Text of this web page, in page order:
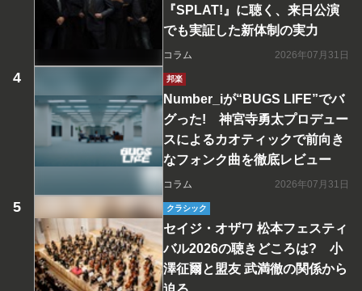
『SPLAT!』に聴く、来日公演
でも実証した新体制の実力
コラム 2026年07月31日
邦楽
Number_iが“BUGS LIFE”でバ
グった! 神宮寺勇太プロデュー
スによるカオティックで前向き
なフォンク曲を徹底レビュー
コラム 2026年07月31日
クラシック
セイジ・オザワ 松本フェスティ
バル2026の聴きどころは? 小
澤征爾と盟友 武満徹の関係から